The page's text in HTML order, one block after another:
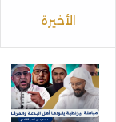
الأخيرة